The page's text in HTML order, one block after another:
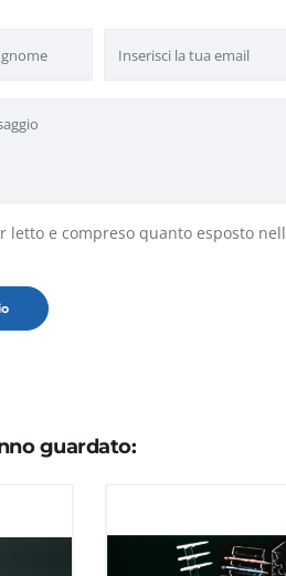
letto e compreso quanto esposto
guardato: